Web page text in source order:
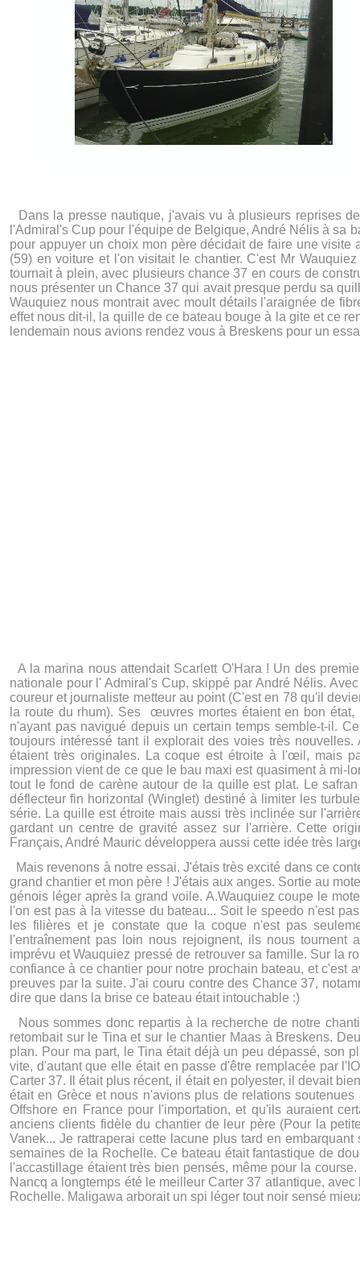
Dans la presse nautique, j'avais vu à plusieurs reprises
l'Admiral's Cup pour l'équipe de Belgique, André Nélis à sa
pour appuyer un choix mon père décidait de faire une
(59) en voiture et l'on visitait le chantier. C'est Mr
tournait à plein, avec plusieurs chance 37 en cours de
nous présenter un Chance 37 qui avait presque perdu sa
Wauquiez nous montrait avec moult détails l'araignée de
effet nous dit-il, la quille de ce bateau bouge à la gite et ce
lendemain nous avions rendez vous à Breskens pour un
A la marina nous attendait Scarlett O'Hara ! Un des
nationale pour l' Admiral's Cup, skippé par André Nélis.
coureur et journaliste metteur au point (C'est en 78 qu'il
la route du rhum). Ses œuvres mortes étaient en bon
n'ayant pas navigué depuis un certain temps semble-t-il.
toujours intéressé tant il explorait des voies très
étaient très originales. La coque est étroite à l'œil, mais
impression vient de ce que le bau maxi est quasiment à mi-
tout le fond de carène autour de la quille est plat. Le
déflecteur fin horizontal (Winglet) destiné à limiter les
série. La quille est étroite mais aussi très inclinée sur
gardant un centre de gravité assez sur l'arrière. Cette
Français, André Mauric développera aussi cette idée très
Mais revenons à notre essai. J'étais très excité dans ce
grand chantier et mon père ! J'étais aux anges. Sortie au
génois léger après la grand voile. A.Wauquiez coupe le
l'on est pas à la vitesse du bateau... Soit le speedo n'est
les filières et je constate que la coque n'est pas
l'entraînement pas loin nous rejoignent, ils nous
imprévu et Wauquiez pressé de retrouver sa famille. Sur la
confiance à ce chantier pour notre prochain bateau, et c'est
preuves par la suite. J'ai couru contre des Chance 37,
dire que dans la brise ce bateau était intouchable :)
Nous sommes donc repartis à la recherche de notre
retombait sur le Tina et sur le chantier Maas à Breskens.
plan. Pour ma part, le Tina était déjà un peu dépassé, son
vite, d'autant que elle était en passe d'être remplacée par
Carter 37. Il était plus récent, il était en polyester, il devait
était en Grèce et nous n'avions plus de relations
Offshore en France pour l'importation, et qu'ils auraient
anciens clients fidèle du chantier de leur père (Pour la
Vanek... Je rattraperai cette lacune plus tard en
semaines de la Rochelle. Ce bateau était fantastique de
l'accastillage étaient très bien pensés, même pour la
Nancq a longtemps été le meilleur Carter 37 atlantique,
Rochelle. Maligawa arborait un spi léger tout noir sensé